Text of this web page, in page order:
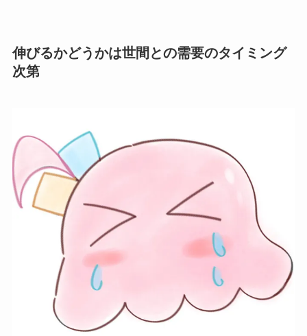
伸びるかどうかは世間との需要のタイミング
次第